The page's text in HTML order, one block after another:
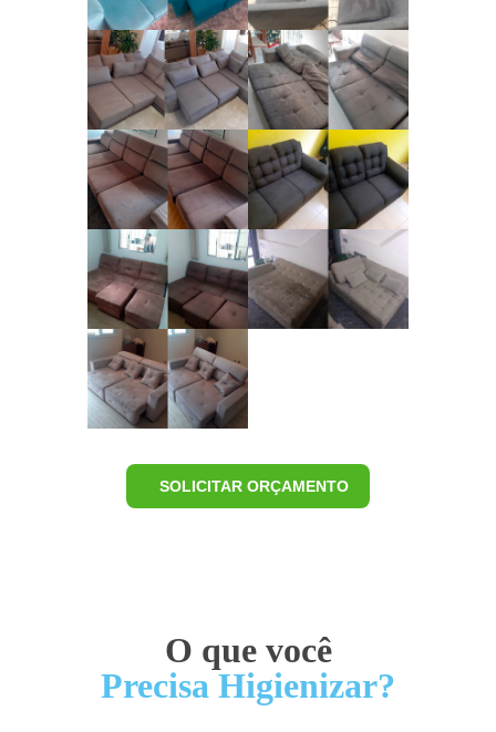
SOLICITAR ORÇAMENTO
O que você
Precisa Higienizar?